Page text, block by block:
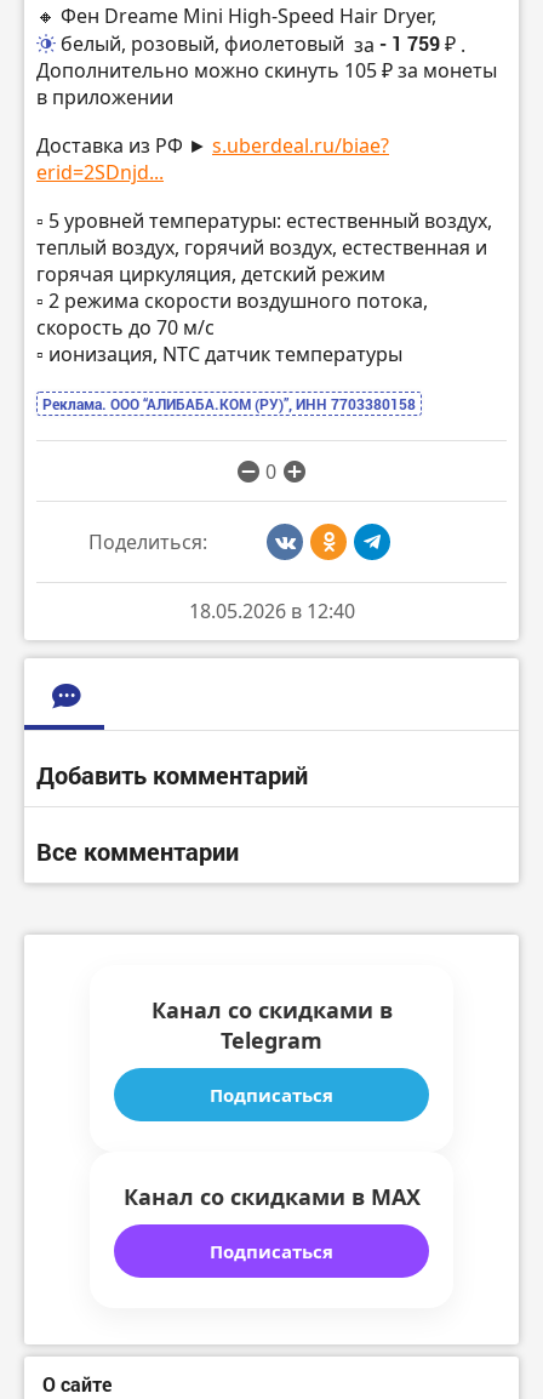
🔸 Фен Dreame Mini High-Speed Hair Dryer,
белый, розовый, фиолетовый за - 1 759 ₽ .
Дополнительно можно скинуть 105 ₽ за монеты
в приложении
Доставка из РФ ► s.uberdeal.ru/biae?
erid=2SDnjd...
▫️ 5 уровней температуры: естественный воздух,
теплый воздух, горячий воздух, естественная и
горячая циркуляция, детский режим
▫️ 2 режима скорости воздушного потока,
скорость до 70 м/с
▫️ ионизация, NTC датчик температуры
Реклама. ООО “АЛИБАБА.КОМ (РУ)”, ИНН 7703380158
0
Поделиться:
18.05.2026 в 12:40
Добавить комментарий
Все комментарии
Канал со скидками в
Telegram
Подписаться
Канал со скидками в MAX
Подписаться
О сайте